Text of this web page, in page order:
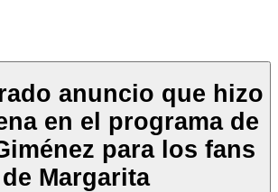
anuncio que hizo
en el programa de
para los fans
de Margarita